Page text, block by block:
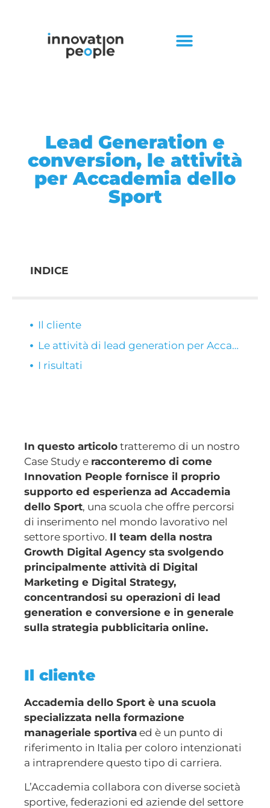
Lead Generation e
conversion, le attività
per Accademia dello
Sport
INDICE
Il cliente
Le attività di lead generation per Accademia dello Sport
I risultati
In questo articolo tratteremo di un nostro
Case Study e racconteremo di come
Innovation People fornisce il proprio
supporto ed esperienza ad Accademia
dello Sport, una scuola che offre percorsi
di inserimento nel mondo lavorativo nel
settore sportivo. Il team della nostra
Growth Digital Agency sta svolgendo
principalmente attività di Digital
Marketing e Digital Strategy,
concentrandosi su operazioni di lead
generation e conversione e in generale
sulla strategia pubblicitaria online.
Il cliente
Accademia dello Sport è una scuola
specializzata nella formazione
manageriale sportiva ed è un punto di
riferimento in Italia per coloro intenzionati
a intraprendere questo tipo di carriera.
L’Accademia collabora con diverse società
sportive, federazioni ed aziende del settore